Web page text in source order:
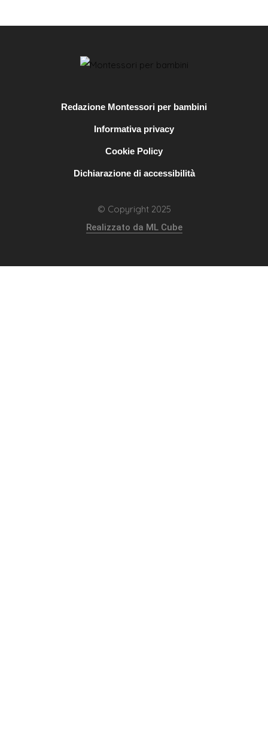
Redazione Montessori per bambini
Informativa privacy
Cookie Policy
Dichiarazione di accessibilità
© Copyright 2025
Realizzato da ML Cube